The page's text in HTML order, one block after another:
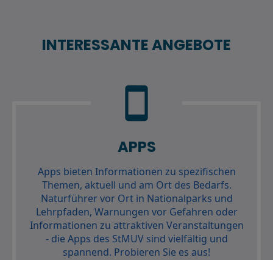
INTERESSANTE ANGEBOTE
smartphone
APPS
Apps bieten Informationen zu spezifischen
Themen, aktuell und am Ort des Bedarfs.
Naturführer vor Ort in Nationalparks und
Lehrpfaden, Warnungen vor Gefahren oder
Informationen zu attraktiven Veranstaltungen
- die Apps des StMUV sind vielfältig und
spannend. Probieren Sie es aus!